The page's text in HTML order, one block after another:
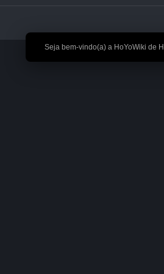
🎉 Seja bem-vindo(a) a HoYoWiki de